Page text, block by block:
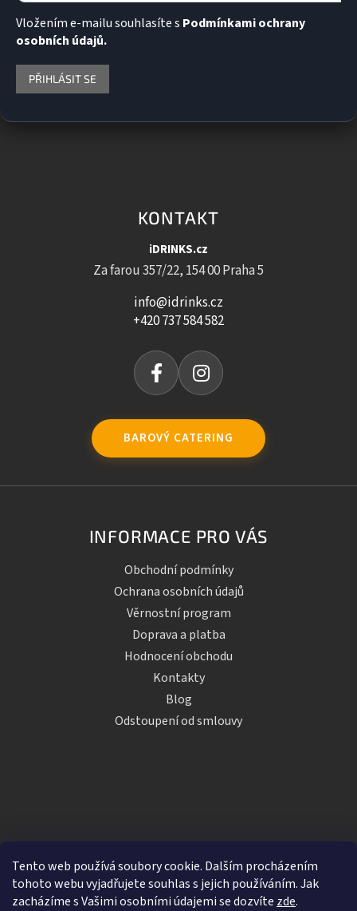
Tento web používá soubory cookie. Dalším procházením
tohoto webu vyjadřujete souhlas s jejich používáním. Jak
zacházíme s Vašimi osobními údajemi se dozvíte zde.
Vložením e-mailu souhlasíte s Podmínkami ochrany
osobních údajů.
PŘIHLÁSIT SE
KONTAKT
iDRINKS.cz
Za farou 357/22, 154 00 Praha 5
info@idrinks.cz
+420 737 584 582
BAROVÝ CATERING
INFORMACE PRO VÁS
Obchodní podmínky
Ochrana osobních údajů
Věrnostní program
Doprava a platba
Hodnocení obchodu
Kontakty
Blog
Odstoupení od smlouvy
Vytvořil Shoptet